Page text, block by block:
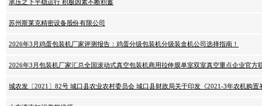
承压之下平稳运行 积极因素不断积蓄
苏州斯莱克精密设备股份有限公司
2026年3月鸡蛋包装机厂家评测报告：鸡蛋分级包装机分级装盒机公司选择指南！
2026年3月包装机厂家汇总全国滚动式真空包装机商用拉伸膜单室双室真空重点企业官方
城农发〔2021〕82号 城口县农业农村委员会 城口县财政局关于印发《2021-3年农机购置